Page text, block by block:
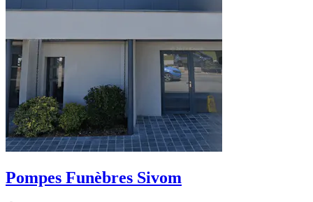
Pompes Funèbres Sivom